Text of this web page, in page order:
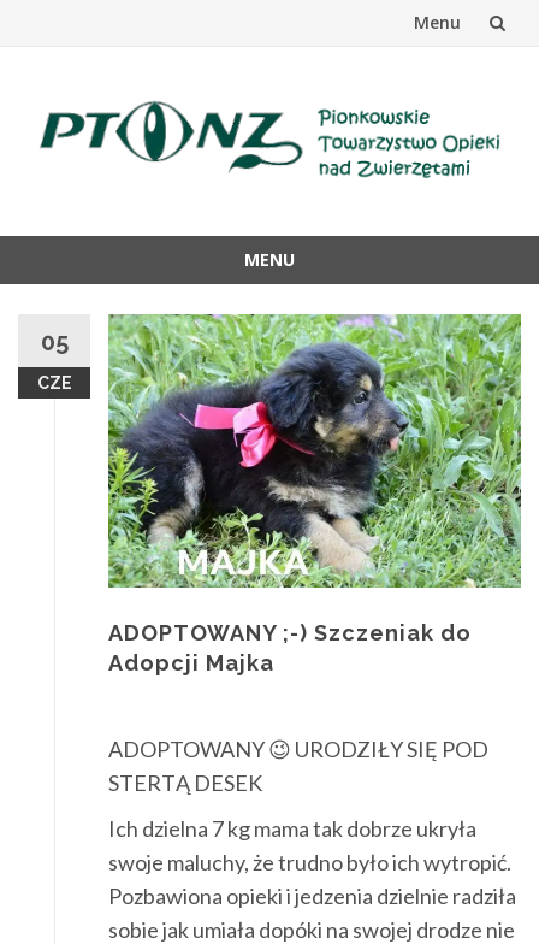
Menu
MENU
treści
05
CZE
ADOPTOWANY ;-) Szczeniak do
Adopcji Majka
ADOPTOWANY 😉 URODZIŁY SIĘ POD
STERTĄ DESEK
Ich dzielna 7 kg mama tak dobrze ukryła
swoje maluchy, że trudno było ich wytropić.
Pozbawiona opieki i jedzenia dzielnie radziła
sobie jak umiała dopóki na swojej drodze nie